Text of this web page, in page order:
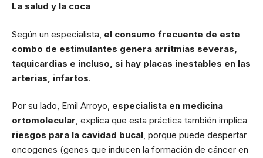
La salud y la coca
Según un especialista, el consumo frecuente de este
combo de estimulantes genera arritmias severas,
taquicardias e incluso, si hay placas inestables en las
arterias, infartos.
Por su lado, Emil Arroyo, especialista en medicina
ortomolecular, explica que esta práctica también implica
riesgos para la cavidad bucal, porque puede despertar
oncogenes (genes que inducen la formación de cáncer en